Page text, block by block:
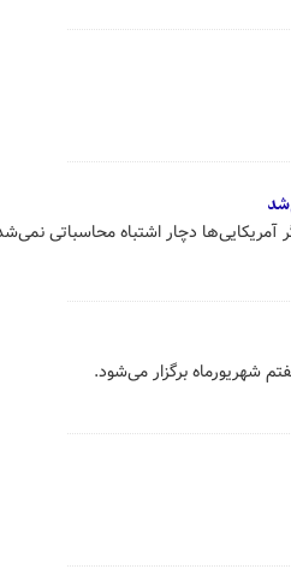
آمریکایی‌ها دچار اشتباه محاسباتی
شهریورماه برگزار می‌شود.